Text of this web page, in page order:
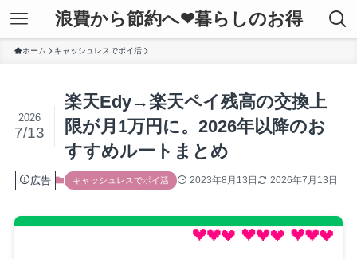
浪費から節約へ❤暮らしのお得
ホーム キャッシュレスでポイ活
楽天Edy→楽天ペイ残高の交換上
限が月1万円に。2026年以降のお
すすめルートまとめ
2026
7/13
広告 キャッシュレスでポイ活 2023年8月13日 2026年7月13日